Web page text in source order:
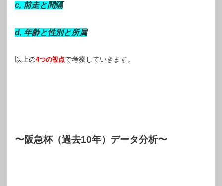
c, 前走と間隔
d, 年齢と性別と所属
以上の4つの視点で考察していきます。
〜阪急杯（過去10年）データ分析〜